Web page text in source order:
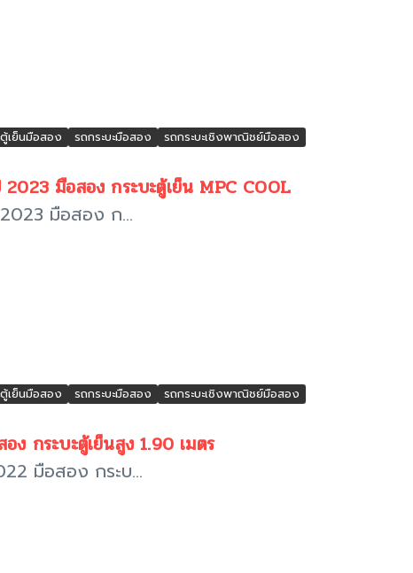
ตู้เย็นมือสอง รถกระบะมือสอง
รถกระบะเชิงพาณิชย์มือสอง
มือสอง กระบะตู้เย็น MPC COOL
มือสอง ก...
ตู้เย็นมือสอง รถกระบะมือสอง
รถกระบะเชิงพาณิชย์มือสอง
กระบะตู้เย็นสูง 1.90 เมตร
มือสอง กระบ...